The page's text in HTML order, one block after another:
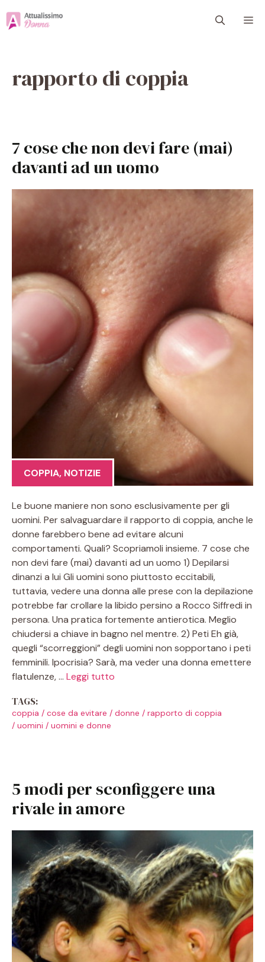
rapporto di coppia
7 cose che non devi fare (mai)
davanti ad un uomo
COPPIA, NOTIZIE
Le buone maniere non sono esclusivamente per gli
uomini. Per salvaguardare il rapporto di coppia, anche le
donne farebbero bene ad evitare alcuni
comportamenti. Quali? Scopriamoli insieme. 7 cose che
non devi fare (mai) davanti ad un uomo 1) Depilarsi
dinanzi a lui Gli uomini sono piuttosto eccitabili,
tuttavia, vedere una donna alle prese con la depilazione
potrebbe far crollare la libido persino a Rocco Siffredi in
persona. Una pratica fortemente antierotica. Meglio
chiudersi a chiave in bagno nel mentre. 2) Peti Eh già,
quegli “scorreggioni” degli uomini non sopportano i peti
femminili. Ipocrisia? Sarà, ma veder una donna emettere
flatulenze, … Leggi tutto
TAGS:
coppia / cose da evitare / donne / rapporto di coppia
/ uomini / uomini e donne
5 modi per sconfiggere una
rivale in amore